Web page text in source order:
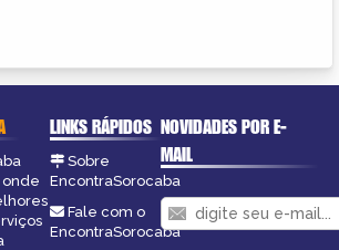
onde
LINKS RÁPIDOS
Sobre
EncontraSorocaba
Fale com o
EncontraSorocaba
NOVIDADES POR E-
MAIL